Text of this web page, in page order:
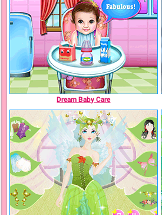
Dream Baby Care